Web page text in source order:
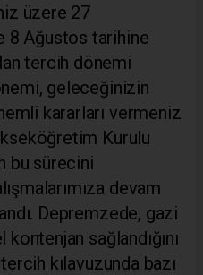
üzere 27
8 Ağustos tarihine
tercih dönemi
geleceğinizin
kararları vermeniz
Kurulu
bu sürecini
devam
Depremzede, gazi
sağlandığını
kılavuzunda bazı